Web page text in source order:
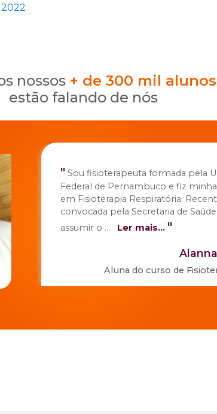
2022
os nossos + de 300 mil alunos
estão falando de nós
formada pela Universidade
e fiz minha pós-graduação
Respiratória. Recentemente fui
Secretaria de Saúde do Estado para
Ler mais...
do curso de Fisioterapia Respiratória